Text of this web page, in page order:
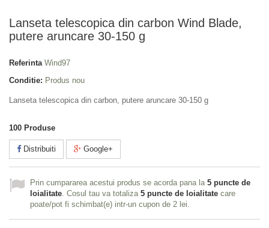
Lanseta telescopica din carbon Wind Blade,
putere aruncare 30-150 g
Referinta Wind97
Conditie: Produs nou
Lanseta telescopica din carbon, putere aruncare 30-150 g
100 Produse
Distribuiti Google+
Prin cumpararea acestui produs se acorda pana la 5 puncte de
loialitate . Cosul tau va totaliza 5 puncte de loialitate care
poate/pot fi schimbat(e) intr-un cupon de 2 lei